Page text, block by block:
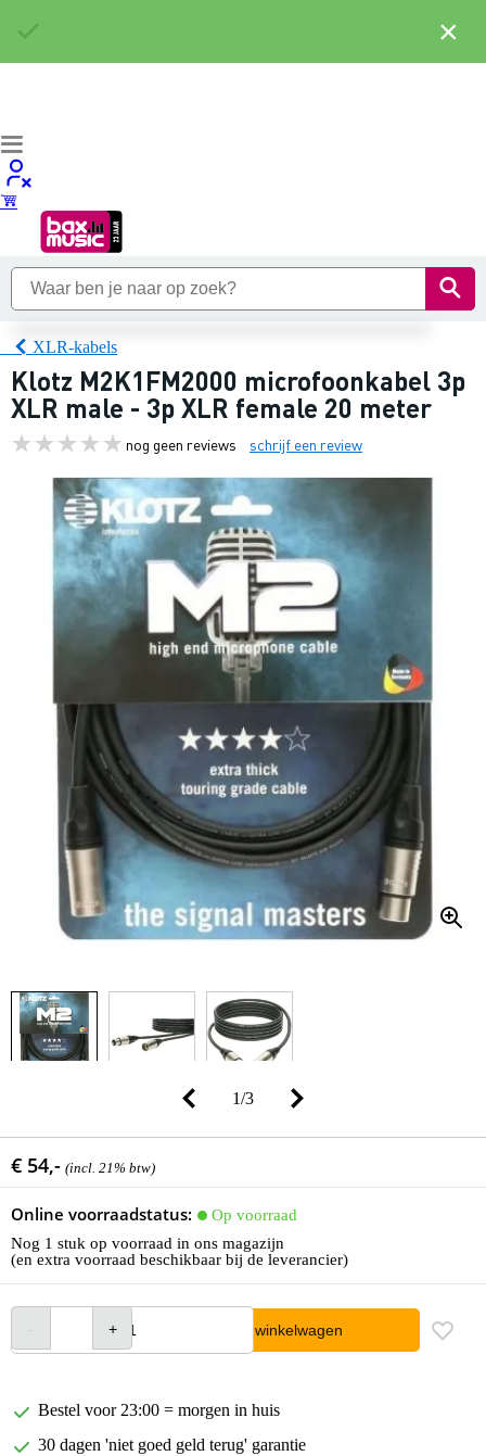
XLR-kabels
Klotz M2K1FM2000 microfoonkabel 3p
XLR male - 3p XLR female 20 meter
nog geen reviews schrijf een review
1/3
€ 54,- (incl. 21% btw)
Online voorraadstatus:
Op voorraad
Nog 1 stuk op voorraad in ons magazijn
(en extra voorraad beschikbaar bij de leverancier)
In winkelwagen
Bestel voor 23:00 = morgen in huis
30 dagen 'niet goed geld terug' garantie
×